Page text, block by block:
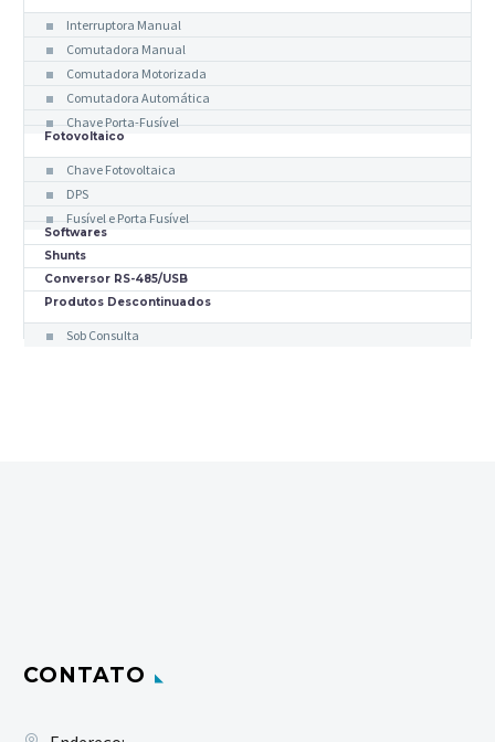
Interruptora Manual
Comutadora Manual
Comutadora Motorizada
Comutadora Automática
Chave Porta-Fusível
Fotovoltaico
Chave Fotovoltaica
DPS
Fusível e Porta Fusível
Softwares
Shunts
Conversor RS-485/USB
Produtos Descontinuados
Sob Consulta
CONTATO